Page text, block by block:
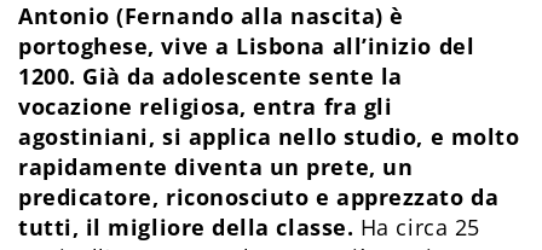
Antonio (Fernando alla nascita) è
portoghese, vive a Lisbona all’inizio del
1200. Già da adolescente sente la
vocazione religiosa, entra fra gli
agostiniani, si applica nello studio, e molto
rapidamente diventa un prete, un
predicatore, riconosciuto e apprezzato da
tutti, il migliore della classe. Ha circa 25